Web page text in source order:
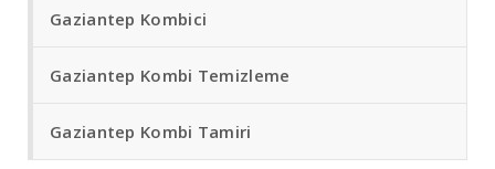
Gaziantep Kombici
Gaziantep Kombi Temizleme
Gaziantep Kombi Tamiri